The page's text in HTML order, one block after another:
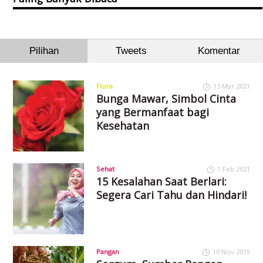
Pilihan Tweets Komentar
Flora 13 Mar 2021
Bunga Mawar, Simbol Cinta
yang Bermanfaat bagi
Kesehatan
Sehat 1 Feb 2021
15 Kesalahan Saat Berlari:
Segera Cari Tahu dan Hindari!
Pangan 10 Nov 2015